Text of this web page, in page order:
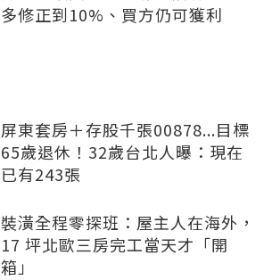
多修正到10%、買方仍可獲利
屏東套房＋存股千張00878...目標
65歲退休！32歲台北人曝：現在
已有243張
裝潢全程零探班：屋主人在海外，
17 坪北歐三房完工當天才「開
箱」